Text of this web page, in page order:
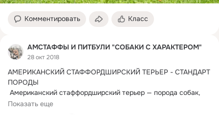
Комментировать Класс
АМСТАФФЫ И ПИТБУЛИ "СОБАКИ С ХАРАКТЕРОМ"
28 окт 2018
АМЕРИКАНСКИЙ СТАФФОРДШИРСКИЙ ТЕРЬЕР - СТАНДАРТ
ПОРОДЫ
Американский стаффордширский терьер — порода собак,
выведенная посредством скрещивания...
Показать еще